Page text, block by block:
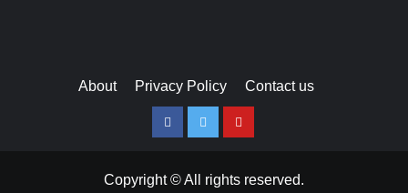
About Privacy Policy Contact us
FacebookTwitterYoutube
Copyright © All rights reserved.